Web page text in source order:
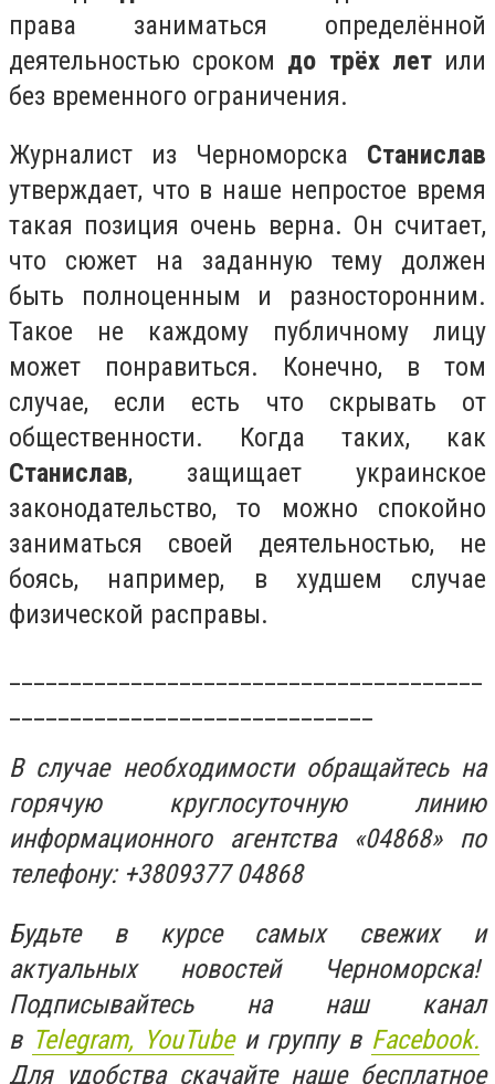
права заниматься определённой
деятельностью сроком до трёх летили
без временного ограничения.
Журналист из Черноморска Станислав
утверждает, что в наше непростое время
такая позиция очень верна. Он считает,
что сюжет на заданную тему должен
быть полноценным и разносторонним.
Такое не каждому публичному лицу
может понравиться. Конечно, в том
случае, если есть что скрывать от
общественности. Когда таких, как
Станислав, защищает украинское
законодательство, то можно спокойно
заниматься своей деятельностью, не
боясь, например, в худшем случае
физической расправы.
В случае необходимости обращайтесь на
горячую круглосуточную линию
информационного агентства «04868» по
телефону: +3809377 04868
Будьте в курсе самых свежих и
актуальных новостей Черноморска!
Подписывайтесь на наш канал
в Telegram, YouTubeи группу в Facebook.
Для удобства скачайте наше бесплатное